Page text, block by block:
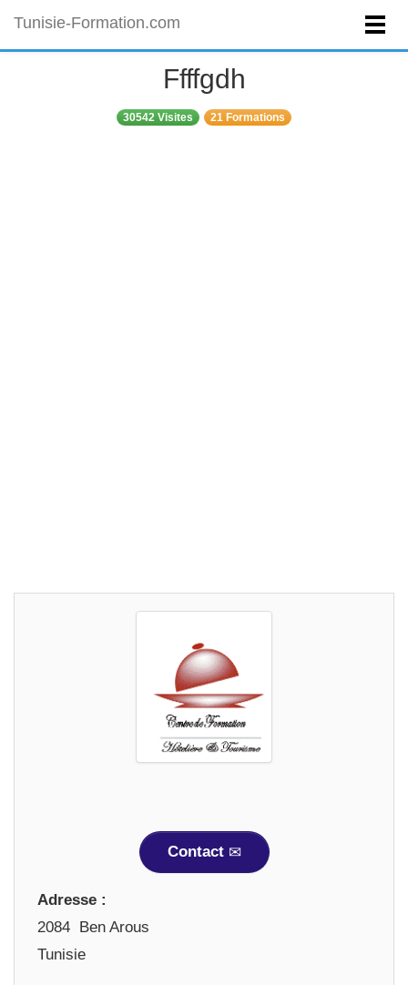
Tunisie-Formation.com
Ffffgdh
30542 Visites 21 Formations
Contact
Adresse :
2084 Ben Arous
Tunisie